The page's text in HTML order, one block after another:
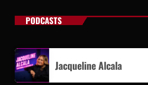
PODCASTS
Jacqueline Alcala